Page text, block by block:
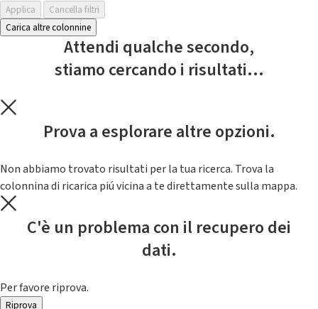
Applica
Cancella filtri
Carica altre colonnine
Attendi qualche secondo,
stiamo cercando i risultati...
Prova a esplorare altre opzioni.
Non abbiamo trovato risultati per la tua ricerca. Trova la
colonnina di ricarica piú vicina a te direttamente sulla mappa.
C'è un problema con il recupero dei
dati.
Per favore riprova.
Riprova